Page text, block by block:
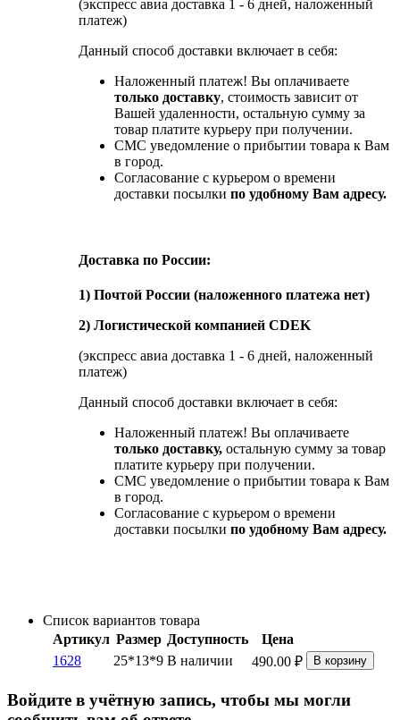
(экспресс авиа доставка 1 - 6 дней, наложенный
платеж)
Данный способ доставки включает в себя:
Наложенный платеж! Вы оплачиваете
только доставку, стоимость зависит от
Вашей удаленности, остальную сумму за
товар платите курьеру при получении.
СМС уведомление о прибытии товара к Вам
в город.
Согласование с курьером о времени
доставки посылки по удобному Вам адресу.
Доставка по России:
1) Почтой России (наложенного платежа нет)
2) Логистической компанией CDEK
(экспресс авиа доставка 1 - 6 дней, наложенный
платеж)
Данный способ доставки включает в себя:
Наложенный платеж! Вы оплачиваете
только доставку, остальную сумму за товар
платите курьеру при получении.
СМС уведомление о прибытии товара к Вам
в город.
Согласование с курьером о времени
доставки посылки по удобному Вам адресу.
Список вариантов товара
Артикул Размер Доступность
Цена
1628
25*13*9 В наличии 490.00 ₽ В корзину
Войдите в учётную запись, чтобы мы могли